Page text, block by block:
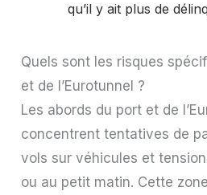
qu’il y ait plus de
Quels sont les risques
et de l’Eurotunnel ?
Les abords du port et de
concentrent tentatives de
vols sur véhicules et
ou au petit matin. Cette